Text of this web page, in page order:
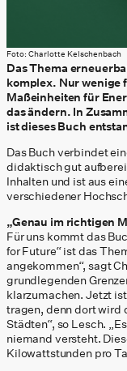
Foto: Charlotte Kelschenbach
Das Thema
komplex. Nur
Maßeinheiten für
das ändern. In
ist dieses Buch
Das Buch verbindet
didaktisch gut
Inhalten und ist aus
verschiedener
„Genau im richtigen
Für uns kommt das
for Future“ ist das
angekommen“, sagt
grundlegenden
klarzumachen. Jetzt
tragen, denn dort wird
Städten“, so Lesch.
niemand versteht.
Kilowattstunden pro